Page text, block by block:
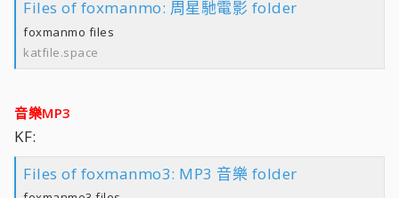
Files of foxmanmo: 周星馳電影 folder
foxmanmo files
katfile.space
音樂MP3
KF:
Files of foxmanmo3: MP3 音樂 folder